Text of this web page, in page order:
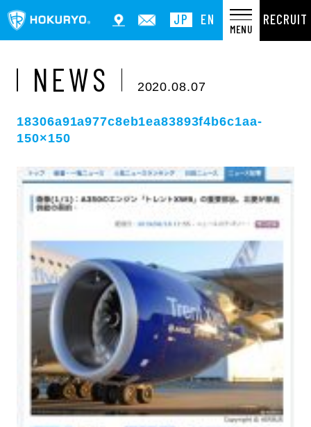
JP EN
MENU
RECRUIT
NEWS 2020.08.07
18306a91a977c8eb1ea83893f4b6c1aa-
150×150